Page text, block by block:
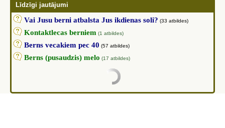
Līdzīgi jautājumi
Vai Jusu berni atbalsta Jus ikdienas soli? (33 atbildes)
Kontaktlecas berniem (1 atbildes)
Berns vecakiem pec 40 (57 atbildes)
Berns (pusaudzis) melo (17 atbildes)